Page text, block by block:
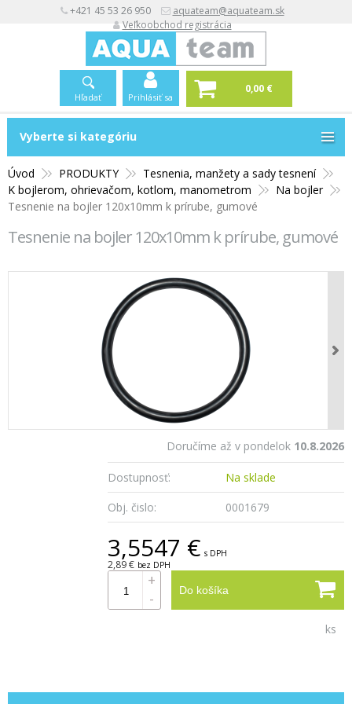
+421 45 53 26 950
aquateam@aquateam.sk
Veľkoobchod registrácia
Hľadať Prihlásiť sa
0,00 €
Vyberte si kategóriu
Úvod PRODUKTY
Tesnenia, manžety a sady tesnení
K bojlerom, ohrievačom, kotlom, manometrom
Na bojler
Tesnenie na bojler 120x10mm k prírube, gumové
Tesnenie na bojler 120x10mm k prírube, gumové
Doručíme až v pondelok 10.8.2026
Dostupnosť:
Na sklade
Obj. čislo:
0001679
3,5547 € s DPH
2,89 € bez DPH
Do košíka
+
-
ks
Vyberte si kategóriu